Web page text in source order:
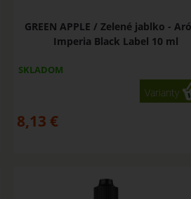
GREEN APPLE / Zelené jablko -
Imperia Black Label 10 ml
SKLADOM
Varianty
8,13 €